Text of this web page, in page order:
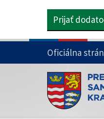
Prijať
PRESKOČIŤ NA
Oficiálna
Doména
Toto je